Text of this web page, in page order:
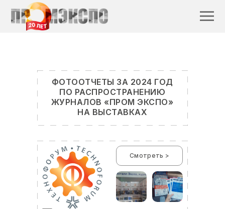
ФОТООТЧЕТЫ ЗА 2024 ГОД
ПО РАСПРОСТРАНЕНИЮ
ЖУРНАЛОВ «ПРОМ ЭКСПО»
НА ВЫСТАВКАХ
Смотреть >